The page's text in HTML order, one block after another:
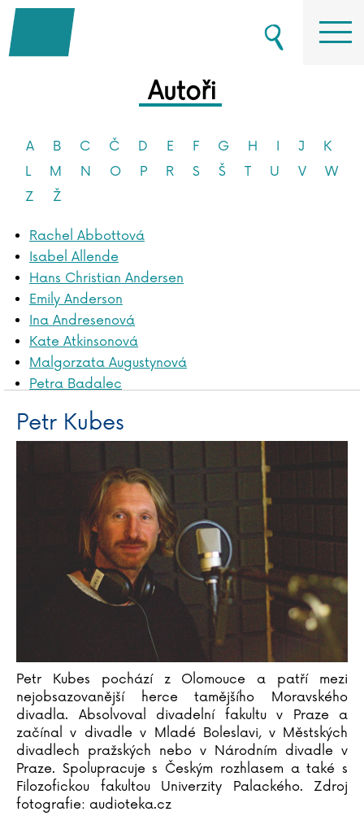
Autoři
A B C Č D E F G H I J
K
L
M N O P R S Š T U V
W
Z
Ž
Rachel Abbottová
Isabel Allende
Hans Christian Andersen
Emily Anderson
Ina Andresenová
Kate Atkinsonová
Malgorzata Augustynová
Petra Badalec
Liliana Bardijewska
Igor Bareš
Mike Barfield
Marta Bartolj
Agnese Baruzziová
Tereza Bebarová
Jordan Belfort
Václav Bělohradský
Vladislav Beneš
Laurent Binet
Judy Blumeová
Emil Boček
Paula Bossio
Katja Brandisová
Richard Branson
Sara Brezzi
Otakar Brousek ml.
Petr Kubes
Petr Kubes pochází z Olomouce a patří mezi
nejobsazovanější herce tamějšího Moravského
divadla. Absolvoval divadelní fakultu v Praze a
začínal v divadle v Mladé Boleslavi, v Městských
divadlech pražských nebo v Národním divadle v
Praze. Spolupracuje s Českým rozhlasem a také s
Filozofickou fakultou Univerzity Palackého. Zdroj
fotografie: audioteka.cz